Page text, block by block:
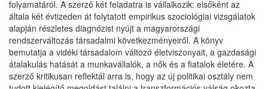
folyamatáról. A szerző két feladatra is vállalkozik: elsőként az
általa két évtizeden át folytatott empirikus szociológiai vizsgálatok
alapján részletes diagnózist nyújt a magyarországi
rendszerváltozás társadalmi következményeiről. A könyv
bemutatja a vidéki társadalom változó életviszonyait, a gazdasági
átalakulás hatását a munkavállalók, a nők és a fiatalok életére. A
szerző kritikusan reflektál arra is, hogy az új politikai osztály nem